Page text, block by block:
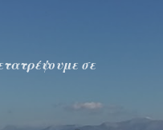
σε